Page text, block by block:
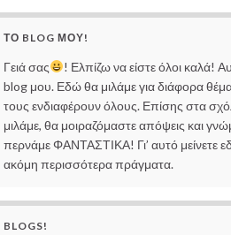
ΤΟ BLOG ΜΟΥ!
Γειά σας
! Ελπίζω να είστε όλοι καλά!
blog μου. Εδώ θα μιλάμε για διάφορα
τους ενδιαφέρουν όλους. Επίσης στα
μιλάμε, θα μοιραζόμαστε απόψεις και
περνάμε ΦΑΝΤΑΣΤΙΚΑ! Γι’ αυτό μείνετε
ακόμη περισσότερα πράγματα.
BLOGS!